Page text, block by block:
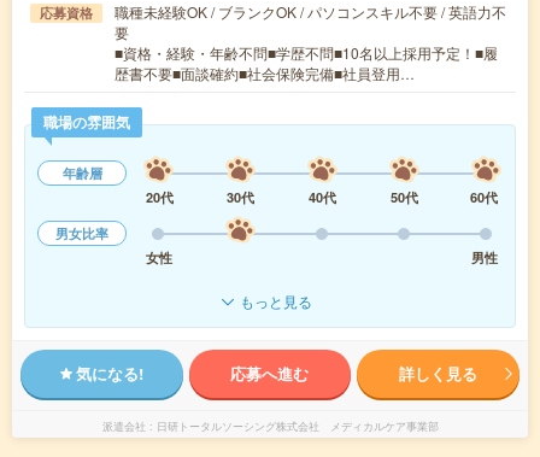
応募資格
職種未経験OK / ブランクOK / パソコンスキル不要 / 英語力不
要
■資格・経験・年齢不問■学歴不問■10名以上採用予定！■履
歴書不要■面談確約■社会保険完備■社員登用…
職場の雰囲気
年齢層
20代
30代 40代 50代
60代
男女比率
女性
男性
もっと見る
気になる! 応募へ進む 詳しく見る
派遣会社 日研トータルソーシング株式会社 メディカルケア事業部